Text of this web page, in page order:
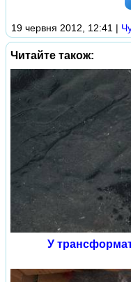
19 червня 2012, 12:41 |
Читайте також:
У